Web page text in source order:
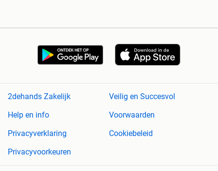
2dehands Zakelijk
Veilig en Succesvol
Help en info
Voorwaarden
Privacyverklaring
Cookiebeleid
Privacyvoorkeuren